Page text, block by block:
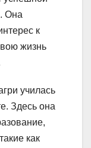
Она
к
жизнь
училась
Здесь она
как